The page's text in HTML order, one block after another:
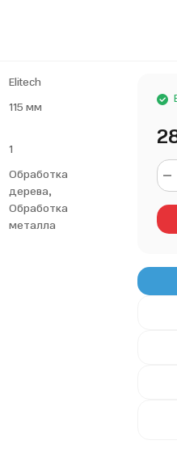
Elitech
115 мм
1
Обработка
дерева,
Обработка
металла